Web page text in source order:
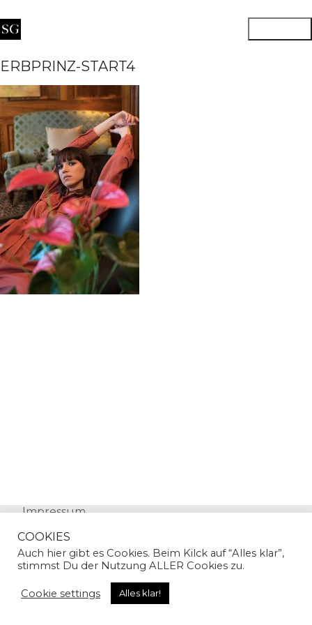
ERBPRINZ-START4
Impressum
© Copyright 2024 | Sandra Gallian | All Rights
COOKIES
Auch hier gibt es Cookies. Beim Kilck auf “Alles klar”,
stimmst Du der Nutzung ALLER Cookies zu.
Cookie settings Alles klar!